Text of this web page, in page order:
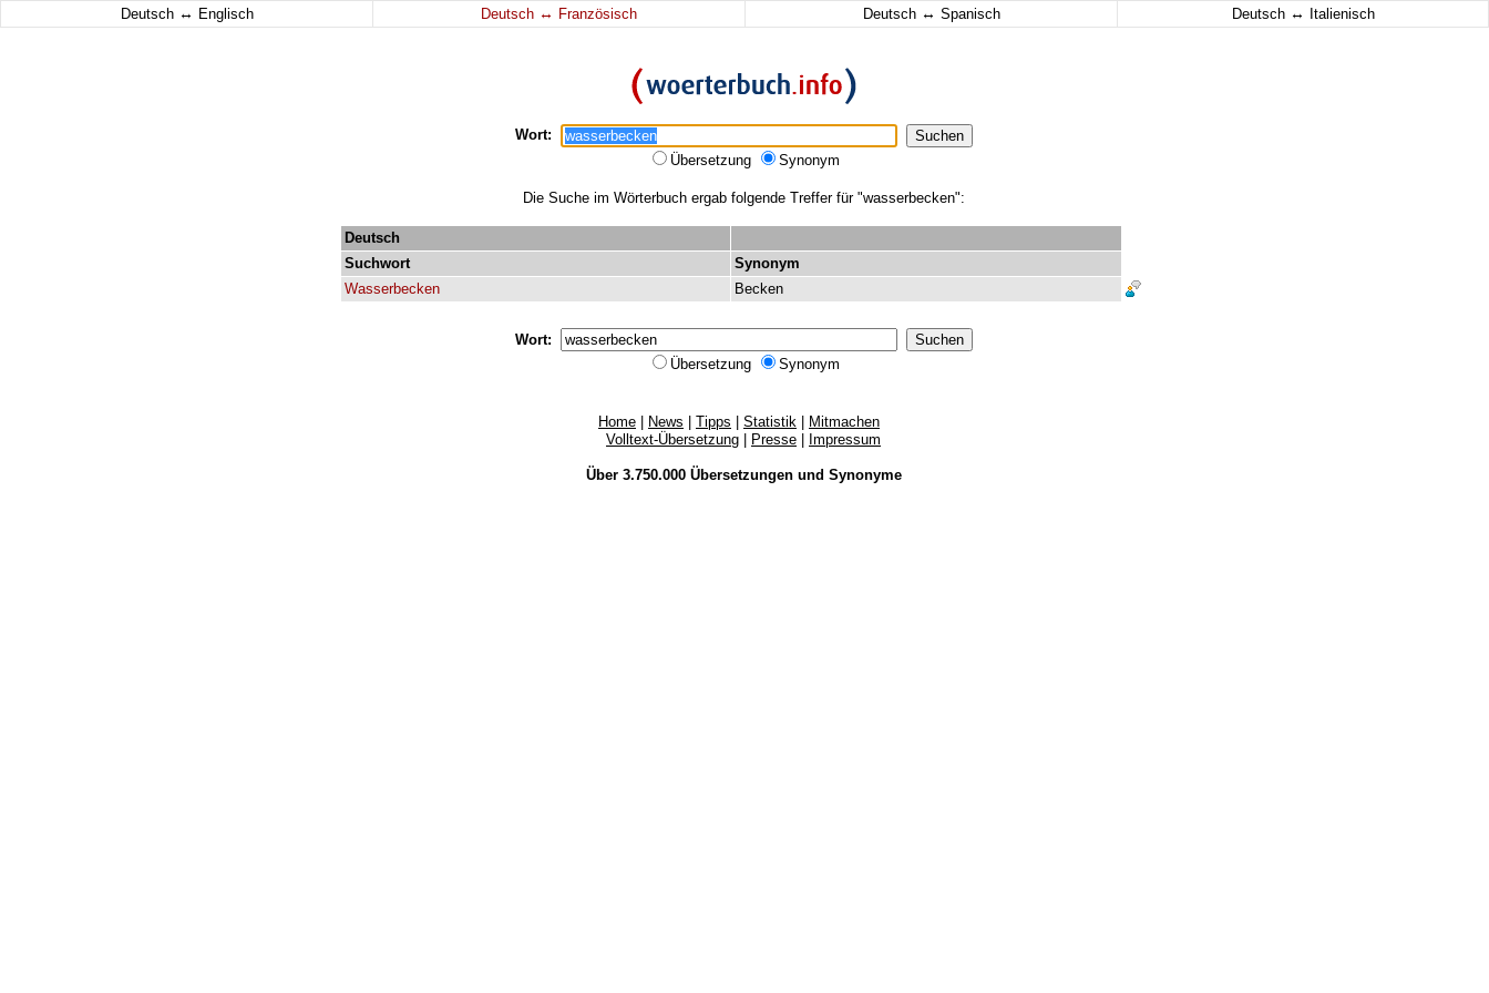
Deutsch ↔ Englisch Deutsch ↔ Französisch Deutsch ↔ Spanisch Deutsch ↔ Italienisch
Wort:
Übersetzung
Synonym
Die Suche im Wörterbuch ergab folgende Treffer für "wasserbecken":
Deutsch
Suchwort
Synonym
Wasserbecken
Becken
Wort:
Übersetzung
Synonym
Home News Tipps Statistik
Mitmachen
Volltext-Übersetzung
Presse Impressum
Über 3.750.000 Übersetzungenund Synonyme